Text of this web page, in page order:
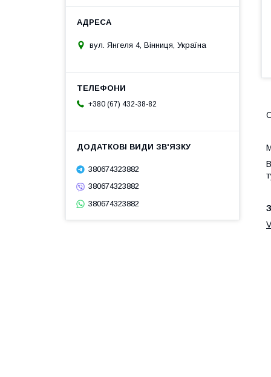
вул. Янгеля 4, Вінниця, Україна
+380 (67) 432-38-82
380674323882
380674323882
380674323882